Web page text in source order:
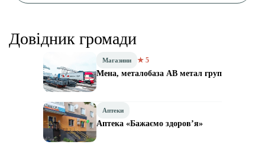
Довідник громади
Магазини ★ 5
Мена, металобаза АВ метал груп
Аптеки
Аптека «Бажаємо здоров’я»